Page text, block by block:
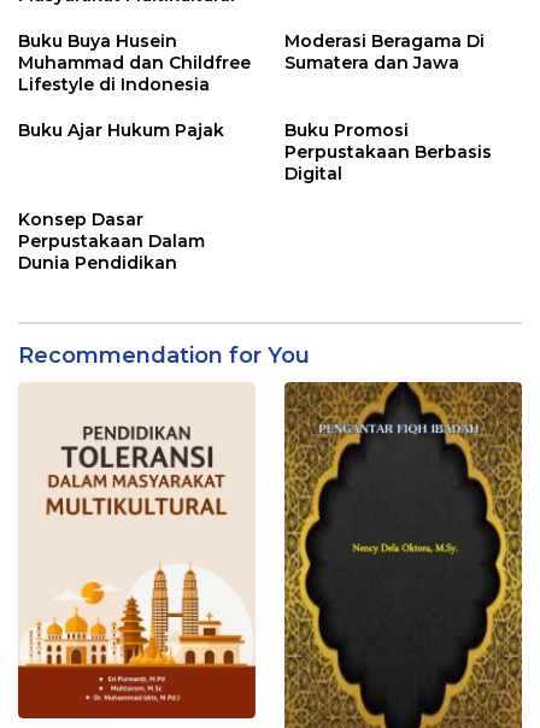
Buku Buya Husein
Muhammad dan Childfree
Lifestyle di Indonesia
Moderasi Beragama Di
Sumatera dan Jawa
Buku Ajar Hukum Pajak
Buku Promosi
Perpustakaan Berbasis
Digital
Konsep Dasar
Perpustakaan Dalam
Dunia Pendidikan
Recommendation for You